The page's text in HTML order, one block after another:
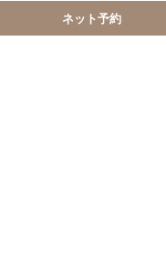
ネット予約